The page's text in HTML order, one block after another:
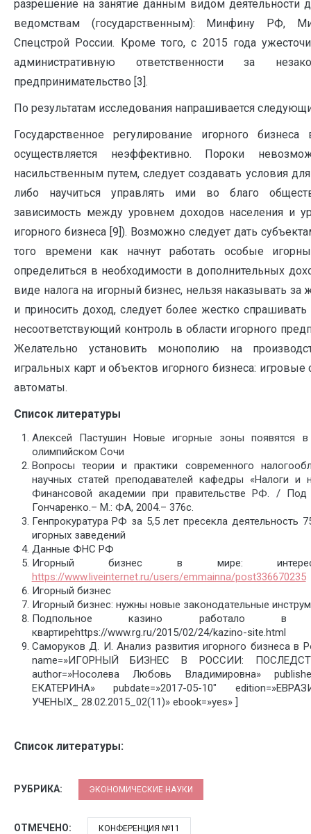
разрешение на занятие данным видом деятельности
ведомствам (государственным): Минфину РФ,
Спецстрой России. Кроме того, с 2015 года
административную ответственности за
предпринимательство [3].
По результатам исследования напрашивается
Государственное регулирование игорного
осуществляется неэффективно. Пороки
насильственным путем, следует создавать условия
либо научиться управлять ими во благо
зависимость между уровнем доходов населения и
игорного бизнеса [9]). Возможно следует дать
того времени как начнут работать особые
определиться в необходимости в дополнительных
виде налога на игорный бизнес, нельзя наказывать за
и приносить доход, следует более жестко
несоответствующий контроль в области игорного
Желательно установить монополию на
игральных карт и объектов игорного бизнеса:
автоматы.
Список литературы
Алексей Пастушин Новые игорные зоны появятся
олимпийском Сочи
Вопросы теории и практики современного
научных статей преподавателей кафедры «Налоги и
Финансовой академии при правительстве РФ. /
Гончаренко.– М.: ФА, 2004.– 376с.
Генпрокуратура РФ за 5,5 лет пресекла деятельность
игорных заведений
Данные ФНС РФ
Игорный бизнес в мире:
https://www.liveinternet.ru/users/emmainna/post336670235
Игорный бизнес
Игорный бизнес: нужны новые законодательные
Подпольное казино работало в
квартиреhttps://www.rg.ru/2015/02/24/kazino-site.html
Саморуков Д. И. Анализ развития игорного бизнеса в
name=»ИГОРНЫЙ БИЗНЕС В РОССИИ:
author=»Носолева Любовь Владимировна»
ЕКАТЕРИНА» pubdate=»2017-05-10″
УЧЕНЫХ_ 28.02.2015_02(11)» ebook=»yes» ]
Список литературы:
РУБРИКА: ЭКОНОМИЧЕСКИЕ НАУКИ
ОТМЕЧЕНО: КОНФЕРЕНЦИЯ №11